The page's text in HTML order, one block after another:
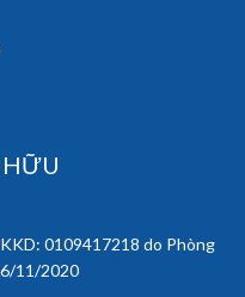
0109417218 do Phòng
11/2020